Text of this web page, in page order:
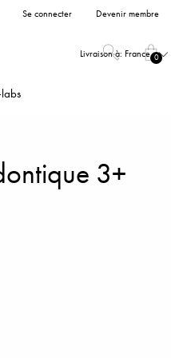
Se connecter Devenir membre
Livraison à: France 0
3+